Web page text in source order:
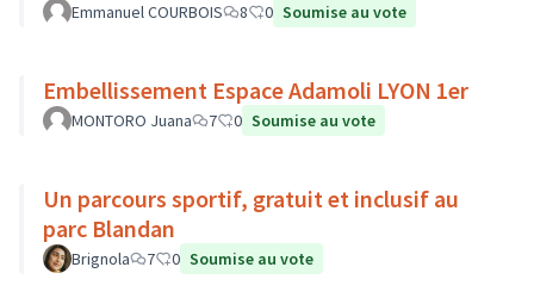
Emmanuel COURBOIS 8 0 Soumise au vote
Embellissement Espace Adamoli LYON 1er
MONTORO Juana 7 0 Soumise au vote
Un parcours sportif, gratuit et inclusif au
parc Blandan
Brignola 7 0 Soumise au vote